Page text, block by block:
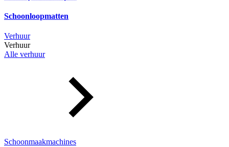
Schoonloopmatten
Verhuur
Verhuur
Alle verhuur
Schoonmaakmachines